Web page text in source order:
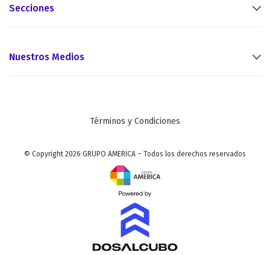
Secciones
Nuestros Medios
Términos y Condiciones
© Copyright 2026 GRUPO AMERICA – Todos los derechos reservados